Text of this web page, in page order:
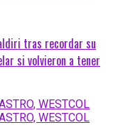
tras recordar su
si volvieron a tener